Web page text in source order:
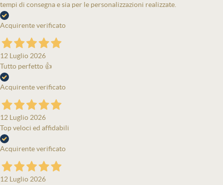
tempi di consegna e sia per le personalizzazioni realizzate.
Acquirente verificato
12 Luglio 2026
Tutto perfetto 👍
Acquirente verificato
12 Luglio 2026
Top veloci ed affidabili
Acquirente verificato
12 Luglio 2026